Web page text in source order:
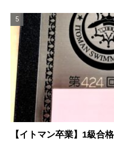
【イトマン卒業】1級合